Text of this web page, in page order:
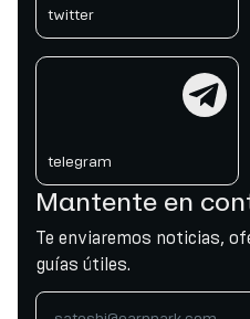
twitter
telegram
Mantente en
Te enviaremos noticias,
guías útiles.